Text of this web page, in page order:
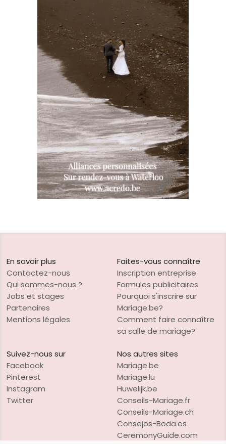
En savoir plus
Contactez-nous
Qui sommes-nous ?
Jobs et stages
Partenaires
Mentions légales
Faites-vous connaître
Inscription entreprise
Formules publicitaires
Pourquoi s'inscrire sur
Mariage.be?
Comment faire connaître
sa salle de mariage?
Suivez-nous sur
Facebook
Pinterest
Instagram
Twitter
Nos autres sites
Mariage.be
Mariage.lu
Huwelijk.be
Conseils-Mariage.fr
Conseils-Mariage.ch
Consejos-Boda.es
CeremonyGuide.com